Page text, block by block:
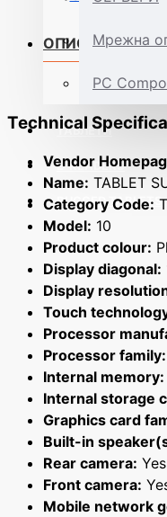
Мрежна
PC
ТАБЛЕТИ
E-READERS
RUGGED TABLETS
ОПИС
Technical
Vendor
Name: TABLET
Category Code:
Model: 10
Product colour:
Display diagonal:
Display
Touch
Processor
Processor family:
Internal memory:
Internal storage
Graphics card
Built-in
Rear camera: Yes
Front camera:
Mobile network